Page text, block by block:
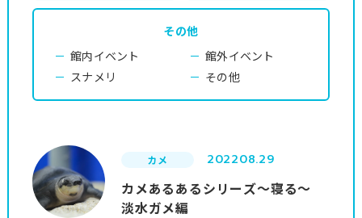
カメ 202208.29
カメあるあるシリーズ～寝る～
淡水ガメ編
その他
館内イベント
館外イベント
スナメリ
その他